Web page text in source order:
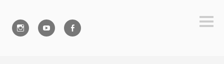
content